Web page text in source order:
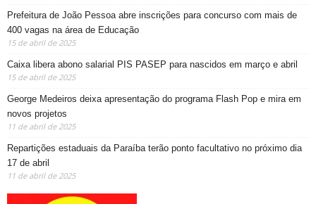
Prefeitura de João Pessoa abre inscrições para concurso com mais de
400 vagas na área de Educação
15 de abril de 2025
Caixa libera abono salarial PIS PASEP para nascidos em março e abril
15 de abril de 2025
George Medeiros deixa apresentação do programa Flash Pop e mira em
novos projetos
11 de abril de 2025
Repartições estaduais da Paraíba terão ponto facultativo no próximo dia
17 de abril
11 de abril de 2025